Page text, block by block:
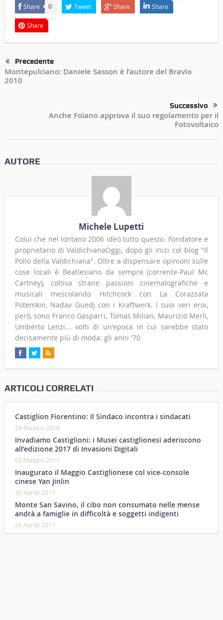
Share 0 Tweet Share Share
Share
Precedente
Montepulciano: Daniele Sasson è l’autore del Bravìo
2010
Successivo
Anche Foiano approva il suo regolamento per il
Fotovoltaico
AUTORE
Michele Lupetti
Colui che nel lontano 2006 ideò tutto questo. Fondatore e
proprietario di ValdichianaOggi, dopo gli inizi col blog "Il
Pollo della Valdichiana". Oltre a dispensare opinioni sulle
cose locali è Beatlesiano da sempre (corrente-Paul Mc
Cartney), coltiva strane passioni cinematografiche e
musicali mescolando Hitchcock con La Corazzata
Potemkin, Nadav Guedj con i Kraftwerk. I suoi veri eroi,
però, sono Franco Gasparri, Tomas Milian, Maurizio Merli,
Umberto Lenzi... volti di un'epoca in cui sarebbe stato
decisamente più di moda: gli anni '70
ARTICOLI CORRELATI
Castiglion Fiorentino: Il Sindaco incontra i sindacati
24 Maggio 2018
Invadiamo Castiglioni: i Musei castiglionesi aderiscono
all’edizione 2017 di Invasioni Digitali
02 Maggio 2017
Inaugurato il Maggio Castiglionese col vice-console
cinese Yan Jinlin
30 Aprile 2017
Monte San Savino, il cibo non consumato nelle mense
andrà a famiglie in difficoltà e soggetti indigenti
26 Aprile 2017